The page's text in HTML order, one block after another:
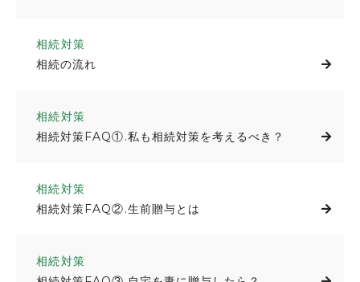
相続対策
相続の流れ
相続対策
相続対策FAQ①.私も相続対策を考えるべき？
相続対策
相続対策FAQ②.生前贈与とは
相続対策